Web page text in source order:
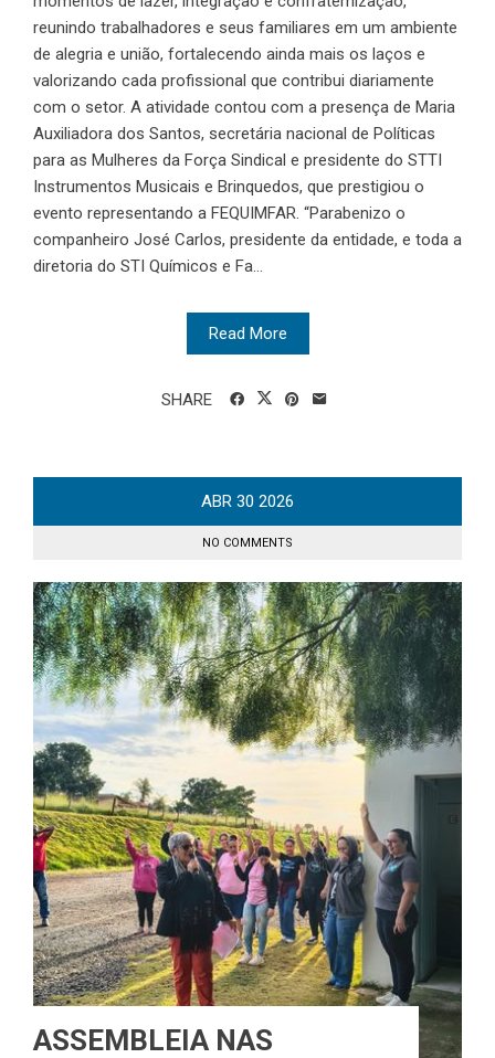
reunindo trabalhadores e seus familiares em um ambiente
de alegria e união, fortalecendo ainda mais os laços e
valorizando cada profissional que contribui diariamente
com o setor. A atividade contou com a presença de Maria
Auxiliadora dos Santos, secretária nacional de Políticas
para as Mulheres da Força Sindical e presidente do STTI
Instrumentos Musicais e Brinquedos, que prestigiou o
evento representando a FEQUIMFAR. “Parabenizo o
companheiro José Carlos, presidente da entidade, e toda a
diretoria do STI Químicos e Fa...
Read More
SHARE
ABR 30 2026
NO COMMENTS
ASSEMBLEIA NAS